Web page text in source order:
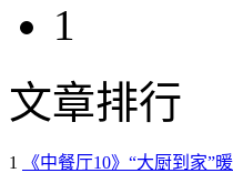
1
文章排行
1
《中餐厅10》“大厨到家”